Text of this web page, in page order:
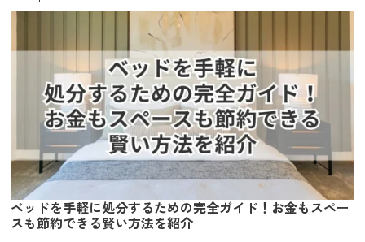
ベッドを手軽に処分するための完全ガイド！お金もスペー
スも節約できる賢い方法を紹介